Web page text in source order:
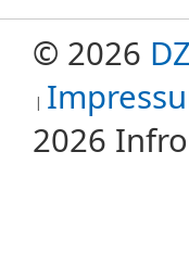
© 2026
2026